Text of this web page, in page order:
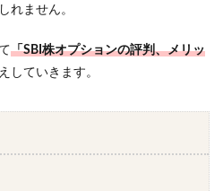
れません。
「SBI株オプションの評判、メリッ
していきます。